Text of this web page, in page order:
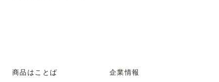
商品はことば 企業情報